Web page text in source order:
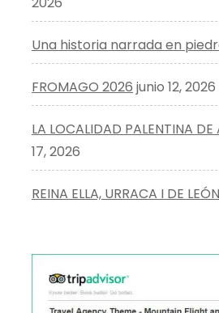
Una historia narrada en
FROMAGO 2026 junio 12, 2026
LA LOCALIDAD PALENTINA
17, 2026
REINA ELLA, URRACA I DE LEÓN